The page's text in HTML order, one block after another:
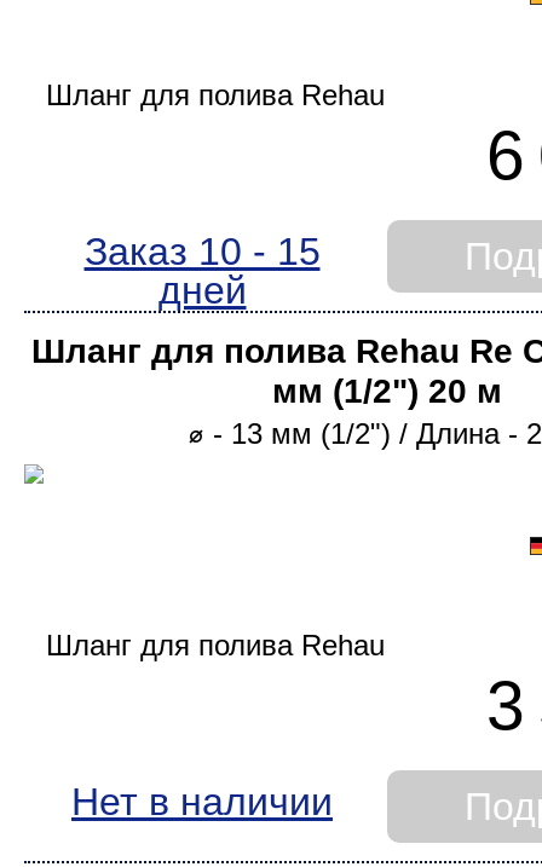
6
Заказ 10 - 15
дней
Шланг для полива Rehau Re
мм (1/2ʺ) 20 м
⌀ - 13 мм (1/2ʺ) / Длина -
3
Нет в наличии